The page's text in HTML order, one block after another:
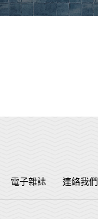
電子雜誌 連絡我們